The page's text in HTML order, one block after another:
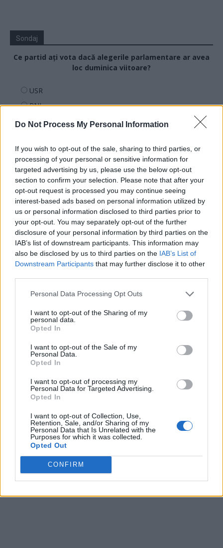
Do Not Process My Personal Information
If you wish to opt-out of the sale, sharing to third parties, or
processing of your personal or sensitive information for
targeted advertising by us, please use the below opt-out
section to confirm your selection. Please note that after your
opt-out request is processed you may continue seeing
interest-based ads based on personal information utilized by
us or personal information disclosed to third parties prior to
your opt-out. You may separately opt-out of the further
disclosure of your personal information by third parties on the
IAB’s list of downstream participants. This information may
also be disclosed by us to third parties on the IAB’s List of
Downstream Participants that may further disclose it to other
Personal Data Processing Opt Outs
I want to opt-out of the Sharing of my
personal data.
Opted In
I want to opt-out of the Sale of my
Personal Data.
Opted In
I want to opt-out of processing my
Personal Data for Targeted Advertising.
Opted In
I want to opt-out of Collection, Use,
Retention, Sale, and/or Sharing of my
Personal Data that Is Unrelated with the
Purposes for which it was collected.
Opted Out
CONFIRM
Sondaj
Ce partid ați vota dacă alegerile parlamentare ar avea
loc duminica viitoare?
USR
PNL
PSD
UDMR
PMP (Tomac)
Forța Dreptei (L. Orban)
PNȚMM
REPER
SENS
SOS (Șoșoacă)
POT (Gavrilă)
PUSL (D. Voiculescu)
PNȚCD (Pavelescu)
PNCR (Terheș)
Partidul Patrioților (Surugiu)
România pe Primul Loc (Ponta)
Arhiva sondajelor